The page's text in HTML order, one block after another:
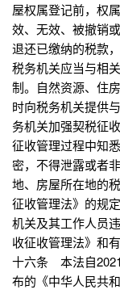
屋权属登记前，权
效、无效、被撤销
退还已缴纳的税
税务机关应当与相
制。自然资源、住
时向税务机关提供
务机关加强契税
征收管理过程中知
密，不得泄露或
地、房屋所在地的
征收管理法》的
机关及其工作人员
收征收管理法》
十六条 本法自
布的《中华人民共